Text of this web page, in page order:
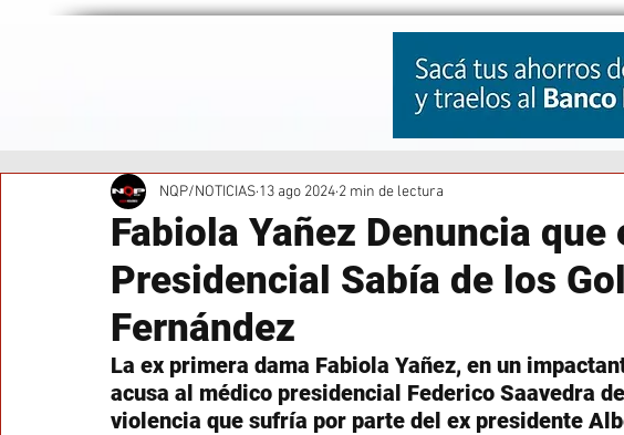
Fabiola Yañez Denuncia que
Presidencial Sabía de los
Fernández
NQP/NOTICIAS 13 ago 2024 2 min de lectura
La ex primera dama Fabiola Yañez, en un
acusa al médico presidencial Federico Saavedra
violencia que sufría por parte del ex presidente